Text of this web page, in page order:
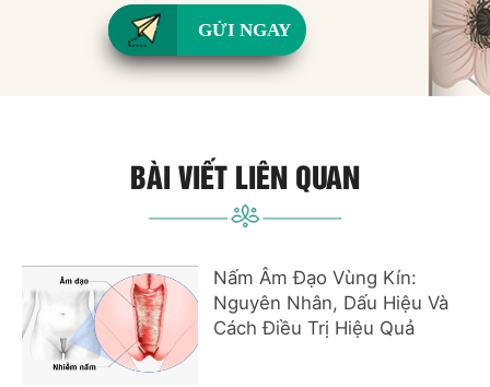
GỬI NGAY
BÀI VIẾT LIÊN QUAN
Nấm Âm Đạo Vùng Kín:
Nguyên Nhân, Dấu Hiệu Và
Cách Điều Trị Hiệu Quả